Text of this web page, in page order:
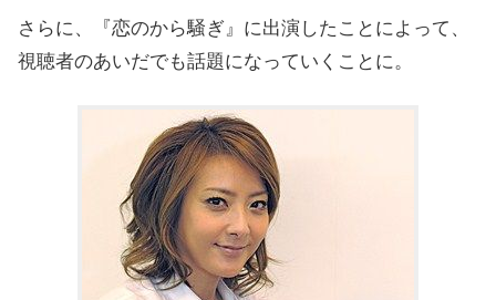
さらに、『恋のから騒ぎ』に出演したことによって、
視聴者のあいだでも話題になっていくことに。